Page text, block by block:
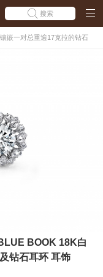
搜索
嵌一对总重逾17克拉的钻石
BOOK 18K白
钻石耳环 耳饰